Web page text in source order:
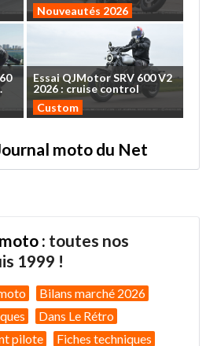
Nouveautés 2026
EssaiQJMotorSRV 600V2
2026 : cruise control
Custom
moto du Net
: toutes nos
1999 !
Bilans marché 2026
Dans Le Rétro
pilote Fiches techniques